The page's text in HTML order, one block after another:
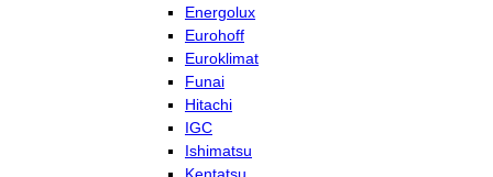
Energolux
Eurohoff
Euroklimat
Funai
Hitachi
IGC
Ishimatsu